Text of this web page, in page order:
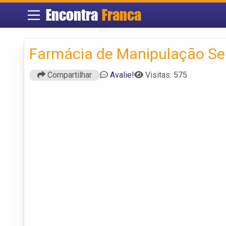
Encontra Franca
Farmácia de Manipulação
Compartilhar Avalie! Visitas: 575